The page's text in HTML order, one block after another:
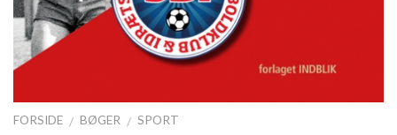
FORSIDE / BØGER / SPORT